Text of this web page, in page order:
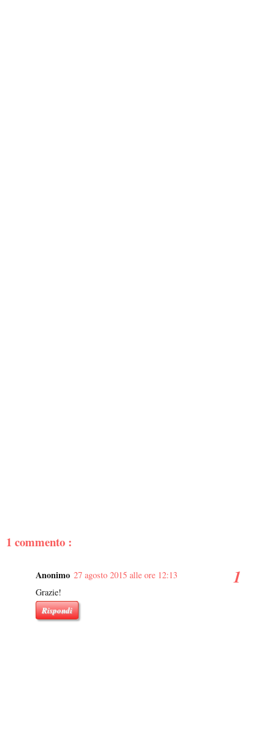
1 commento :
Anonimo 27 agosto 2015 alle ore 12:13
Grazie!
Rispondi